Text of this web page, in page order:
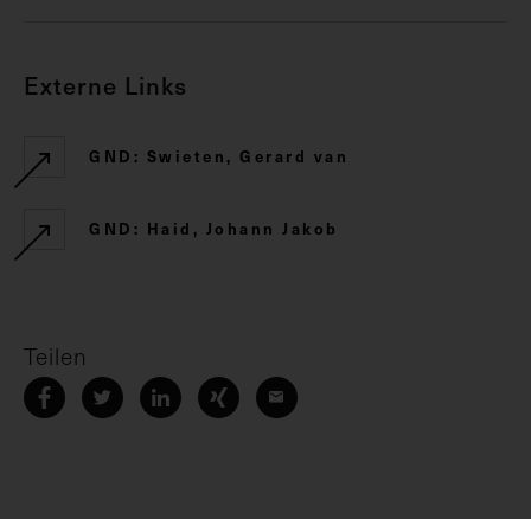
Externe Links
GND: Swieten, Gerard van
GND: Haid, Johann Jakob
Teilen